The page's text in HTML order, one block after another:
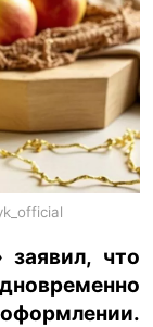
что